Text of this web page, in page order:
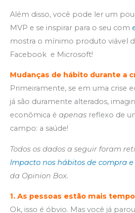
Além disso, você pode ler um
MVP e se inspirar para o seu com
mostra o mínimo produto viável
Facebook e Microsoft!
Mudanças de hábito durante a
Primeiramente, se em uma crise
já são duramente alterados,
econômica é apenas reflexo de
campo: a saúde!
Todos os dados a seguir foram
Impacto nos hábitos de compra e
da Opinion Box.
1. As pessoas estão mais
Ok, isso é óbvio. Mas você já